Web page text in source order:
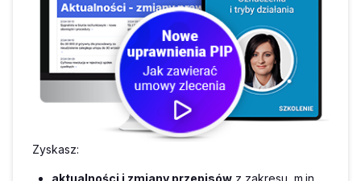
Zyskasz:
aktualności i zmiany przepisów z zakresu, m.in.